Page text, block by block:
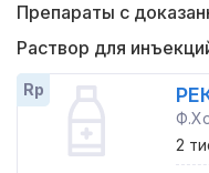
Препараты с
Раствор для
Rp
2